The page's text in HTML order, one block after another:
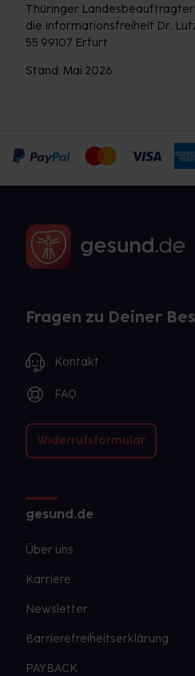
Thüringer
die Informationsfreiheit Dr.
55 99107 Erfurt
Stand: Mai 2026
Fragen zu Deiner
Kontakt
FAQ
Widerrufsformular
gesund.de
Über uns
Karriere
Newsletter
Barrierefreiheitserklärung
PAYBACK